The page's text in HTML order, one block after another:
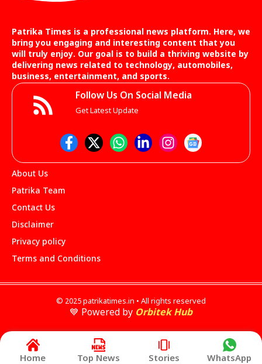
Home Top News Stories WhatsApp
Patrika Times is a professional news platform. Here, we
bring you engaging and interesting content that you
will truly enjoy. Our goal is to build a thriving website by
delivering news related to technology, automobiles,
business, entertainment, and sports.
Follow Us On Social Media
Get Latest Update
About Us
Patrika Team
Contact Us
Disclaimer
Privacy policy
Terms and Conditions
© 2025 patrikatimes.in • All rights reserved
💙 Powered by Orbitek Hub